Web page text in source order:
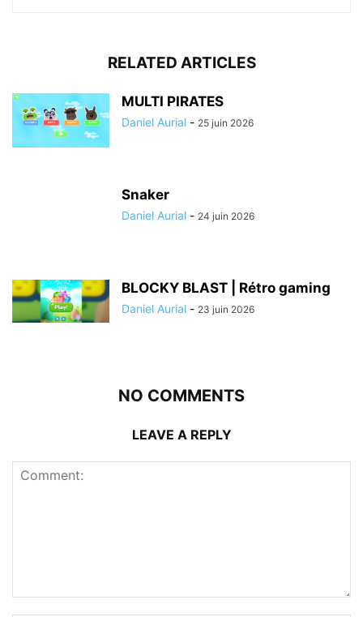
RELATED ARTICLES
MULTI PIRATES
Daniel Aurial - 25 juin 2026
Snaker
Daniel Aurial - 24 juin 2026
BLOCKY BLAST | Rétro gaming
Daniel Aurial - 23 juin 2026
NO COMMENTS
LEAVE A REPLY